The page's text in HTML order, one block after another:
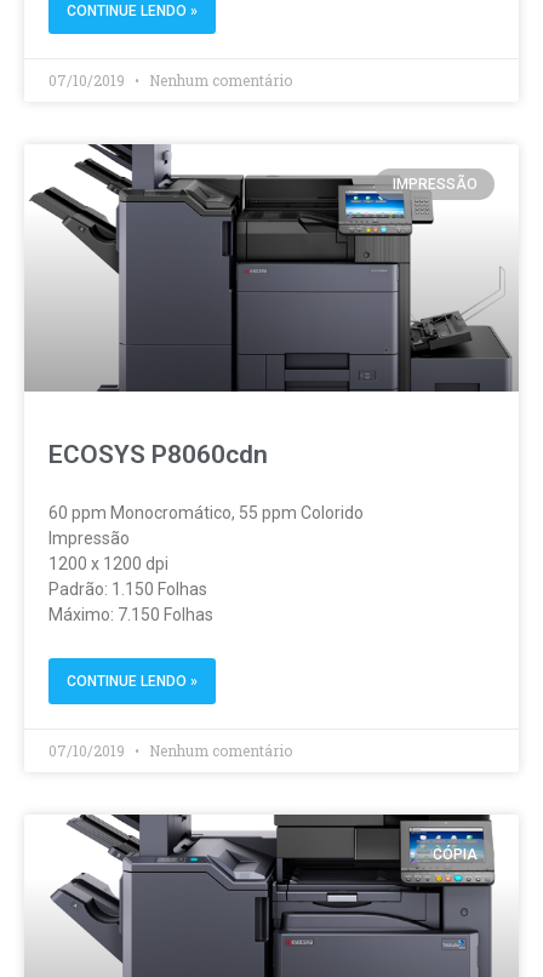
CONTINUE LENDO »
07/10/2019 Nenhum comentário
IMPRESSÃO
ECOSYS P8060cdn
60 ppm Monocromático, 55 ppm Colorido
Impressão
1200 x 1200 dpi
Padrão: 1.150 Folhas
Máximo: 7.150 Folhas
CONTINUE LENDO »
07/10/2019 Nenhum comentário
CÓPIA